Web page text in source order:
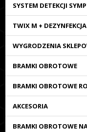
SYSTEM DETEKCJI
TWIX M +
WYGRODZENIA
BRAMKI OBROTOWE
BRAMKI OBROTOWE
AKCESORIA
BRAMKI OBROTOWE